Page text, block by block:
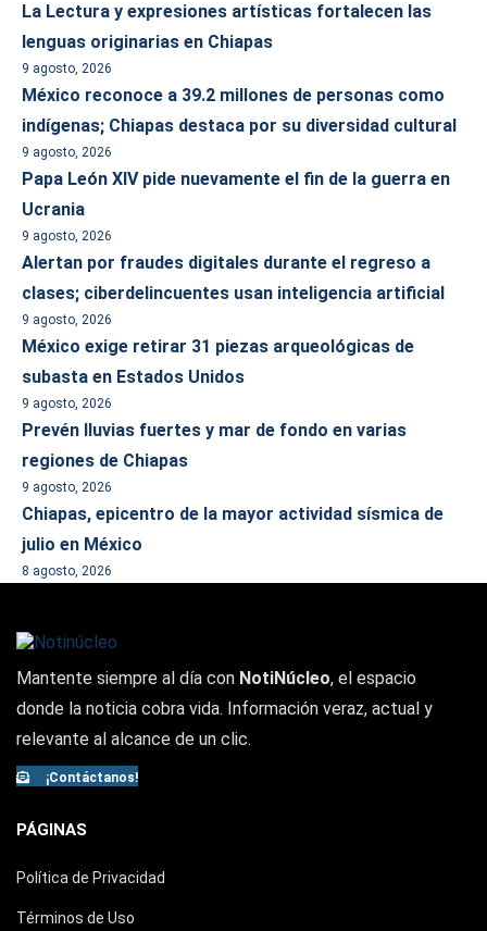
La Lectura y expresiones artísticas fortalecen las
lenguas originarias en Chiapas
9 agosto, 2026
México reconoce a 39.2 millones de personas como
indígenas; Chiapas destaca por su diversidad cultural
9 agosto, 2026
Papa León XIV pide nuevamente el fin de la guerra en
Ucrania
9 agosto, 2026
Alertan por fraudes digitales durante el regreso a
clases; ciberdelincuentes usan inteligencia artificial
9 agosto, 2026
México exige retirar 31 piezas arqueológicas de
subasta en Estados Unidos
9 agosto, 2026
Prevén lluvias fuertes y mar de fondo en varias
regiones de Chiapas
9 agosto, 2026
Chiapas, epicentro de la mayor actividad sísmica de
julio en México
8 agosto, 2026
Mantente siempre al día con NotiNúcleo, el espacio
donde la noticia cobra vida. Información veraz, actual y
relevante al alcance de un clic.
¡Contáctanos!
PÁGINAS
Política de Privacidad
Términos de Uso